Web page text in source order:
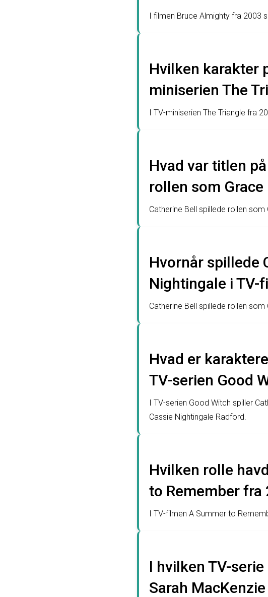
I filmen Bruce Almighty fra 2003
Hvilken karakter
miniserien The
I TV-miniserien The Triangle fra
Hvad var titlen
rollen som
Catherine Bell spillede rollen
Hvornår spillede
Nightingale i TV-
Catherine Bell spillede rollen
Hvad er
TV-serien Good
I TV-serien Good Witch spiller
Cassie Nightingale Radford.
Hvilken rolle
to Remember fra
I TV-filmen A Summer to
I hvilken TV-
Sarah